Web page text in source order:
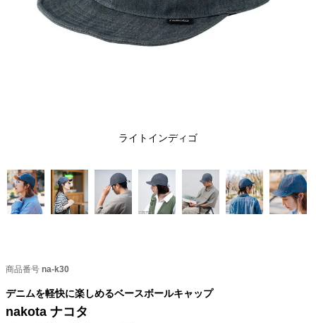
ライトインディゴ
商品番号 na-k30
デニムを軽快に楽しめるベースボールキャップ
nakota ナコタ